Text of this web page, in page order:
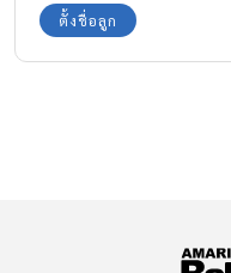
ตั้งชื่อลูก